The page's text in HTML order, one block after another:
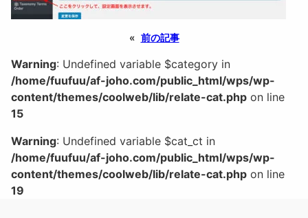
« 前の記事
Warning: Undefined variable $category in
/home/fuufuu/af-joho.com/public_html/wps/wp-
content/themes/coolweb/lib/relate-cat.php on line
15
Warning: Undefined variable $cat_ct in
/home/fuufuu/af-joho.com/public_html/wps/wp-
content/themes/coolweb/lib/relate-cat.php on line
19